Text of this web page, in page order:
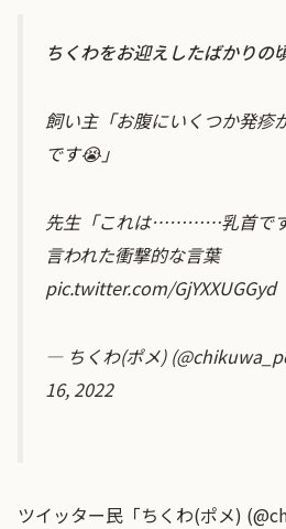
ちくわをお迎えしたばかりの
飼い主「お腹にいくつか発疹
です😭」
先生「これは…………乳首で
言われた衝撃的な言葉
pic.twitter.com/GjYXXUGGyd
— ちくわ(ポメ)
16, 2022
ツイッター民「ちくわ(ポメ)